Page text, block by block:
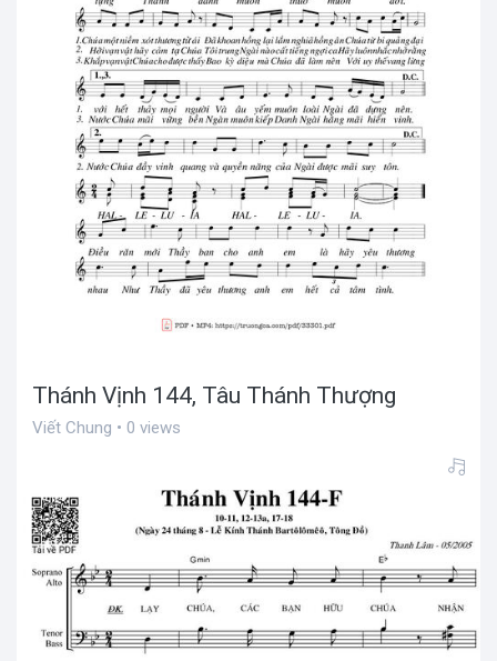
Thánh Vịnh 144, Tâu Thánh Thượng
Viết Chung • 0 views